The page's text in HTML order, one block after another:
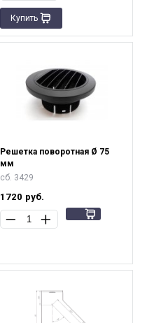
Купить
Решетка поворотная Ø 75
мм
сб. 3429
1720 руб.